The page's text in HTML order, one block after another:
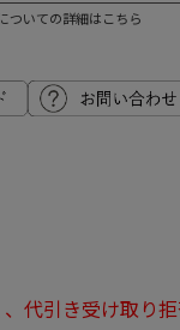
ついての詳細はこちら
代引き受け取り